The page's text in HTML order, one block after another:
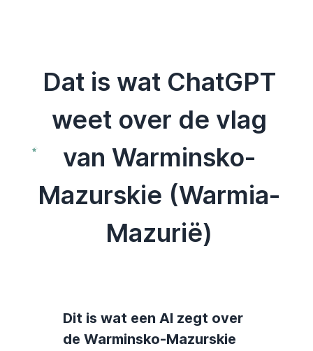
Dat is wat ChatGPT
weet over de vlag
van Warminsko-
Mazurskie (Warmia-
Mazurië)
Dit is wat een AI zegt over
de Warminsko-Mazurskie